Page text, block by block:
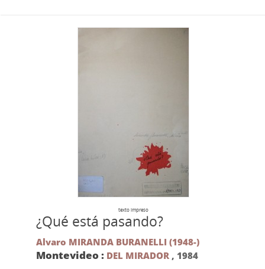
texto impreso
¿Qué está pasando?
Alvaro MIRANDA BURANELLI (1948-)
Montevideo : DEL MIRADOR, 1984